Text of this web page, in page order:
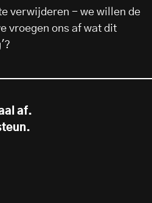
verwijderen - we willen de
vroegen ons af wat dit
af.